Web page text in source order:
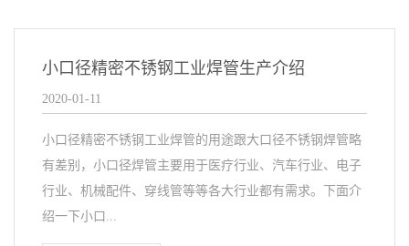
小口径精密不锈钢工业焊管生产介绍
2020-01-11
小口径精密不锈钢工业焊管的用途跟大口径不锈钢焊管略
有差别，小口径焊管主要用于医疗行业、汽车行业、电子
行业、机械配件、穿线管等等各大行业都有需求。下面介
绍一下小口...